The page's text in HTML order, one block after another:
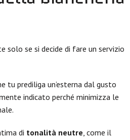
solo se si decide di fare un servizio
tu prediliga un’esterna dal gusto
indicato perché minimizza le
di tonalità neutre, come il